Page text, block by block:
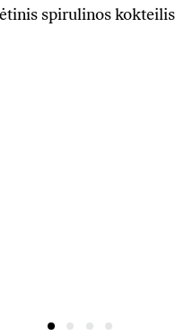
spirulinos kokteilis